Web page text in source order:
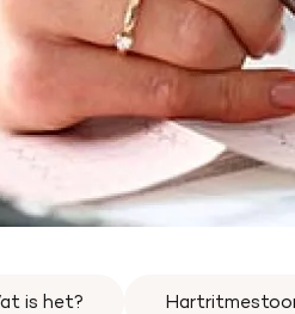
is het?